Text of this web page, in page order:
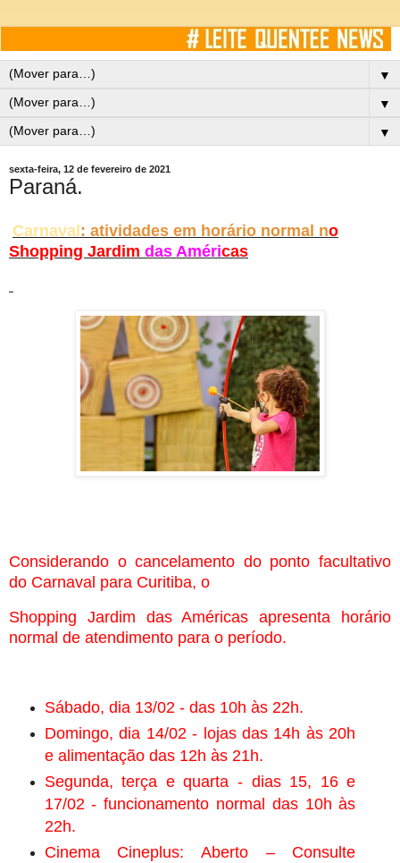
▼
▼
▼
sexta-feira, 12 de fevereiro de 2021
Paraná.
Carnaval: atividades em horário normal no
Shopping Jardim das Américas
Considerando o cancelamento do ponto facultativo
do Carnaval para Curitiba, o
Shopping Jardim das Américas apresenta horário
normal de atendimento para o período.
Sábado, dia 13/02 - das 10h às 22h.
Domingo, dia 14/02 - lojas das 14h às 20h
e alimentação das 12h às 21h.
Segunda, terça e quarta - dias 15, 16 e
17/02 - funcionamento normal das 10h às
22h.
Cinema Cineplus: Aberto – Consulte